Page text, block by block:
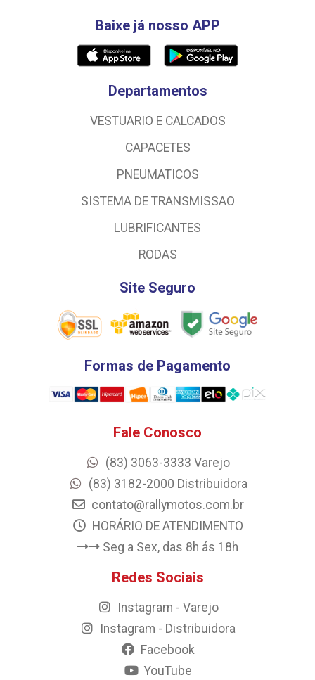
Baixe já nosso APP
Departamentos
VESTUARIO E CALCADOS
CAPACETES
PNEUMATICOS
SISTEMA DE TRANSMISSAO
LUBRIFICANTES
RODAS
Site Seguro
Formas de Pagamento
Fale Conosco
(83) 3063-3333 Varejo
(83) 3182-2000 Distribuidora
contato@rallymotos.com.br
HORÁRIO DE ATENDIMENTO
Seg a Sex, das 8h ás 18h
Redes Sociais
Instagram - Varejo
Instagram - Distribuidora
Facebook
YouTube